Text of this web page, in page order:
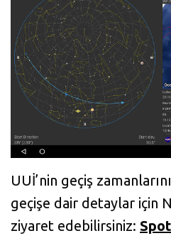
UUİ’nin geçiş
geçişe dair detaylar için
ziyaret edebilirsiniz: